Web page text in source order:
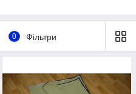
0 Фільтри